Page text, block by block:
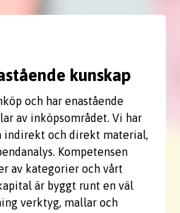
kunskap
och har enastående
av inköpsområdet. Vi har
indirekt och direkt material,
Kompetensen
av kategorier och vårt
är byggt runt en väl
verktyg, mallar och